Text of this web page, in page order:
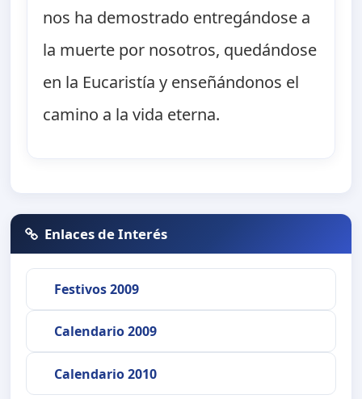
nos ha demostrado entregándose a
la muerte por nosotros, quedándose
en la Eucaristía y enseñándonos el
camino a la vida eterna.
Enlaces de Interés
Festivos 2009
Calendario 2009
Calendario 2010